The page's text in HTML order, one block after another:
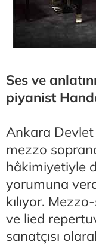
Ses ve
piyanist
Ankara Devlet
mezzo
hâkimiyetiyle
yorumuna
kılıyor.
ve lied
sanatçısı